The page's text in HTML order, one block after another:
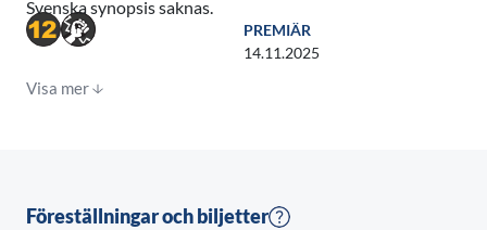
Svenska synopsis saknas.
PREMIÄR
14.11.2025
Visa mer
Föreställningar och biljetter